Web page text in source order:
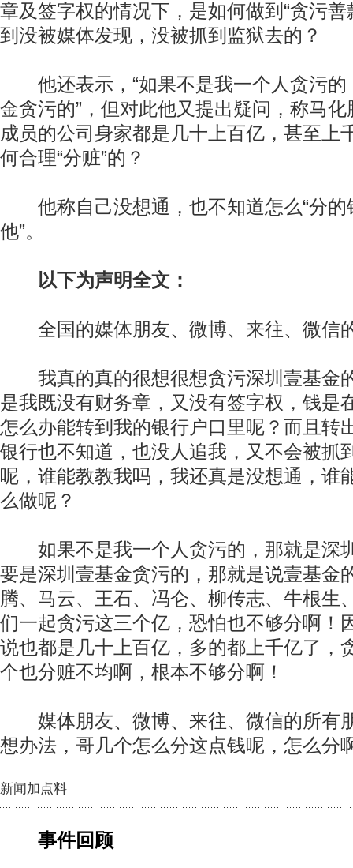
章及签字权的情况下，是如何做到“贪污善
到没被媒体发现，没被抓到监狱去的？
他还表示，“如果不是我一个人贪污的
金贪污的”，但对此他又提出疑问，称马
成员的公司身家都是几十上百亿，甚至上
何合理“分赃”的？
他称自己没想通，也不知道怎么“分的
他”。
以下为声明全文：
全国的媒体朋友、微博、来往、微信
我真的真的很想很想贪污深圳壹基金
是我既没有财务章，又没有签字权，钱是
怎么办能转到我的银行户口里呢？而且转
银行也不知道，也没人追我，又不会被抓
呢，谁能教教我吗，我还真是没想通，谁
么做呢？
如果不是我一个人贪污的，那就是深
要是深圳壹基金贪污的，那就是说壹基金
腾、马云、王石、冯仑、柳传志、牛根生
们一起贪污这三个亿，恐怕也不够分啊！
说也都是几十上百亿，多的都上千亿了，
个也分赃不均啊，根本不够分啊！
媒体朋友、微博、来往、微信的所有
想办法，哥几个怎么分这点钱呢，怎么分
新闻加点料
事件回顾